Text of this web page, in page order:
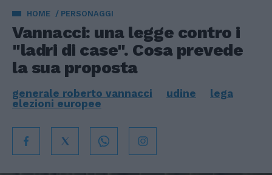
HOME PERSONAGGI
Vannacci: una legge contro i
"ladri di case". Cosa prevede
la sua proposta
generale roberto vannacci udine
lega
elezioni europee